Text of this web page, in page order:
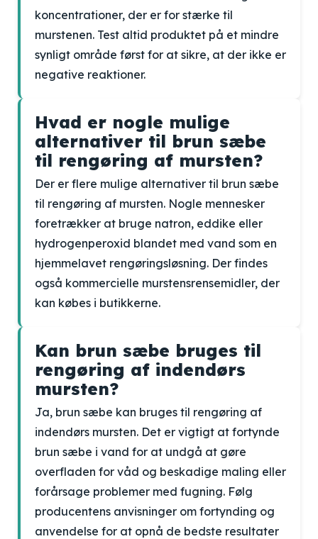
koncentrationer, der er for stærke til
murstenen. Test altid produktet på et mindre
synligt område først for at sikre, at der ikke er
negative reaktioner.
Hvad er nogle mulige
alternativer til brun sæbe
til rengøring af mursten?
Der er flere mulige alternativer til brun sæbe
til rengøring af mursten. Nogle mennesker
foretrækker at bruge natron, eddike eller
hydrogenperoxid blandet med vand som en
hjemmelavet rengøringsløsning. Der findes
også kommercielle murstensrensemidler, der
kan købes i butikkerne.
Kan brun sæbe bruges til
rengøring af indendørs
mursten?
Ja, brun sæbe kan bruges til rengøring af
indendørs mursten. Det er vigtigt at fortynde
brun sæbe i vand for at undgå at gøre
overfladen for våd og beskadige maling eller
forårsage problemer med fugning. Følg
producentens anvisninger om fortynding og
anvendelse for at opnå de bedste resultater